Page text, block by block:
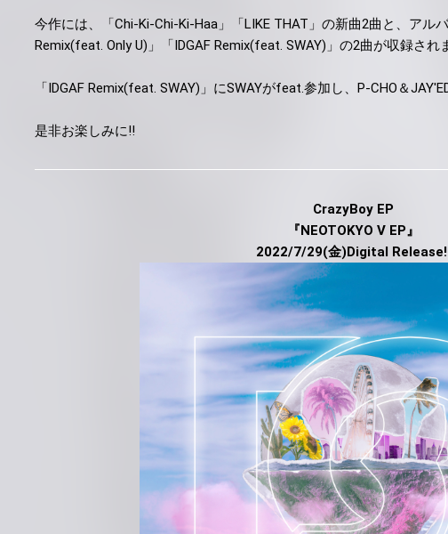
今作には、「Chi-Ki-Chi-Ki-Haa」「LIKE THAT」の新曲2曲と、アル
Remix(feat. Only U)」「IDGAF Remix(feat. SWAY)」の2曲が収録され
「IDGAF Remix(feat. SWAY)」にSWAYがfeat.参加し、P-CHO＆
是非お楽しみに!!
CrazyBoy EP
『NEOTOKYO V EP』
2022/7/29(金)Digital